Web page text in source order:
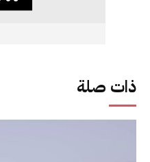
ذات صلة